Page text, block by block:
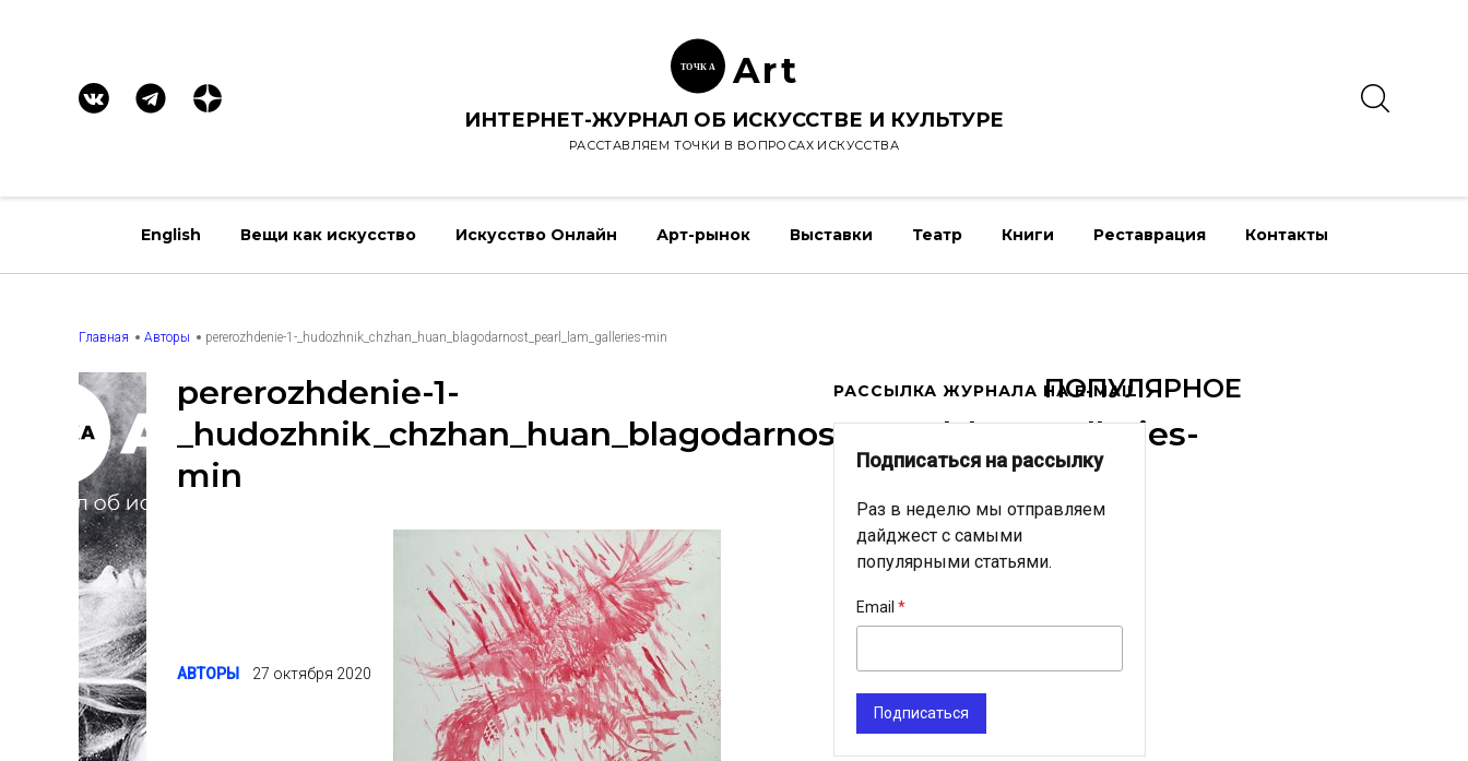
ТОЧК А Art
ИНТЕРНЕТ-ЖУРНАЛ ОБ ИСКУССТВЕ И КУЛЬТУРЕ
РАССТАВЛЯЕМ ТОЧКИ В ВОПРОСАХ ИСКУССТВА
English Вещи как искусство Искусство Онлайн Арт-рынок Выставки Театр Книги Реставрация Контакты
Главная Авторы pererozhdenie-1-_hudozhnik_chzhan_huan_blagodarnost_pearl_lam_galleries-min
pererozhdenie-1-
_hudozhnik_chzhan_huan_blagodarnost_pearl_lam_galleries-
min
АВТОРЫ 27 октября 2020
РАССЫЛКА ЖУРНАЛА НА E-MAIL
Подписаться на рассылку
Раз в неделю мы отправляем
дайджест с самыми
популярными статьями.
Email
Подписаться
ПОПУЛЯРНОЕ